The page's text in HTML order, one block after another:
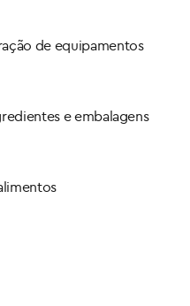
de equipamentos
e embalagens